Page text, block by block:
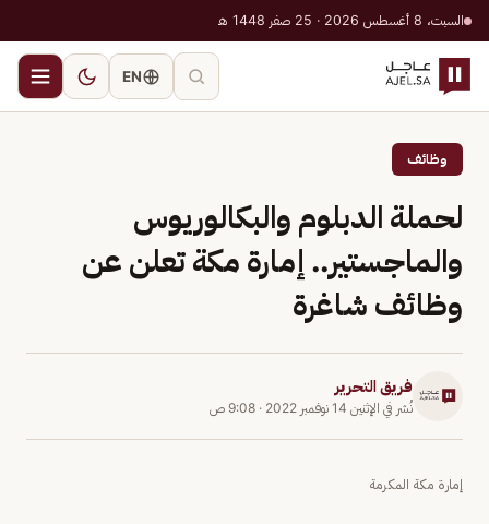
السبت، 8 أغسطس 2026 · 25 صفر 1448 هـ
EN
وظائف
لحملة الدبلوم والبكالوريوس
والماجستير.. إمارة مكة تعلن عن
وظائف شاغرة
فريق التحرير
نُشر في الإثنين 14 نوفمبر 2022 · 9:08 ص
إمارة مكة المكرمة